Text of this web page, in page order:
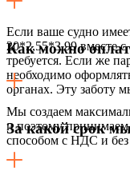
Если ваше судно
20*2,55*3,99 вместе с
требуется. Если же
необходимо
органах. Эту заботу
Как можно
Мы создаем
и поэтому
способом с НДС и
За какой срок